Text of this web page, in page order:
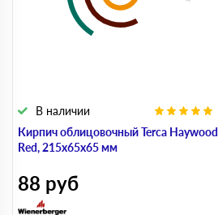
Кирпич облицовочный Terca Haywood
Red, 215х65х65 мм
В наличии
88 руб